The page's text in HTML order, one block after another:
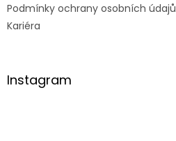
Podmínky ochrany osobních údajů
Kariéra
Instagram